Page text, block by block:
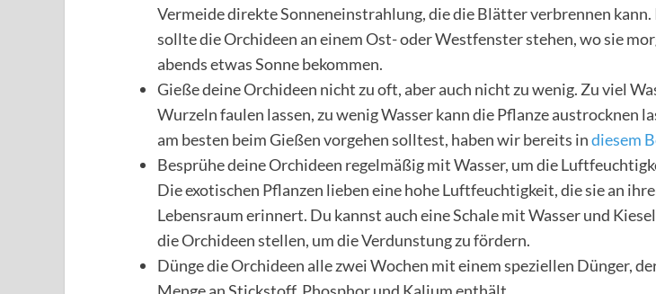
Vermeide direkte Sonneneinstrahlung, die die Blätter verbrennen
sollte die Orchideen an einem Ost- oder Westfenster stehen, wo sie
abends etwas Sonne bekommen.
Gieße deine Orchideen nicht zu oft, aber auch nicht zu wenig. Zu viel
Wurzeln faulen lassen, zu wenig Wasser kann die Pflanze austrocknen
am besten beim Gießen vorgehen solltest, haben wir bereits indiesem
Besprühe deine Orchideen regelmäßig mit Wasser, um die
Die exotischen Pflanzen lieben eine hohe Luftfeuchtigkeit, die sie an
Lebensraum erinnert. Du kannst auch eine Schale mit Wasser und
die Orchideen stellen, um die Verdunstung zu fördern.
Dünge die Orchideen alle zwei Wochen mit einem speziellen Dünger,